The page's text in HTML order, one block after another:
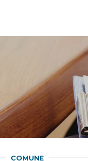
COMUNE